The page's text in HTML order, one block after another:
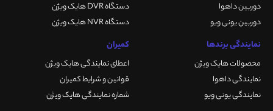
دوربین داهوا
دوربین یونی ویو
دستگاه DVR هایک ویژن
دستگاه NVR هایک ویژن
نمایندگی برندها
محصولات هایک ویژن
نمایندگی داهوا
نمایندگی یونی ویو
کمیران
اعطای نمایندگی هایک ویژن
قوانین و شرایط کمیران
شماره نمایندگی هایک ویژن